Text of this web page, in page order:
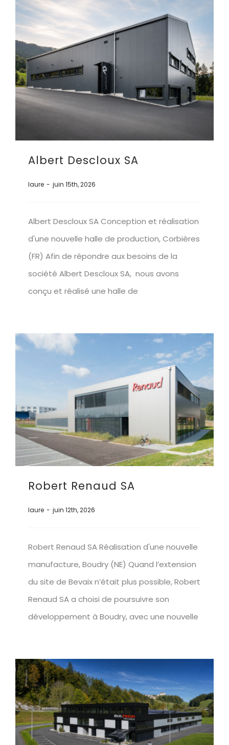
Albert Descloux SA
laure - juin 15th, 2026
Albert Descloux SA Conception et réalisation
d'une nouvelle halle de production, Corbières
(FR) Afin de répondre aux besoins de la
société Albert Descloux SA, nous avons
conçu et réalisé une halle de
Robert Renaud SA
laure - juin 12th, 2026
Robert Renaud SA Réalisation d'une nouvelle
manufacture, Boudry (NE) Quand l’extension
du site de Bevaix n’était plus possible, Robert
Renaud SA a choisi de poursuivre son
développement à Boudry, avec une nouvelle